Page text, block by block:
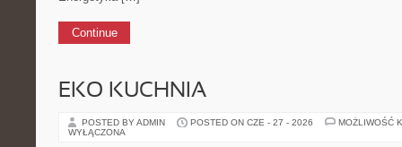
Continue
EKO KUCHNIA
POSTED BY ADMIN POSTED ON CZE - 27 - 2026
MOŻLIWOŚĆ
WYŁĄCZONA